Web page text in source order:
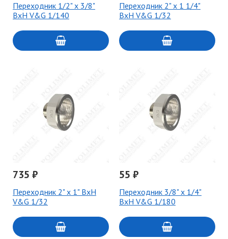
Переходник 1/2" x 3/8"
ВхН V&G 1/140
Переходник 2" х 1 1/4"
ВхН V&G 1/32
735 ₽
Переходник 2" х 1" ВхН
V&G 1/32
55 ₽
Переходник 3/8" x 1/4"
ВхН V&G 1/180